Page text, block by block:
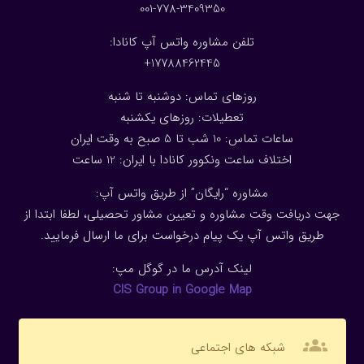
001-778-3409350
تلفن مشاوره واتس آپ کانادا:
17788462445+
روزهای تماس: دوشنبه تا شنبه
تعطیلات: روزهای یکشنبه
ساعات تماس: 10 شب تا 5 صبح به وقت ایران
اختلاف ساعت ونکوور کانادا با ایران: 1 2 ساعت
مشاوره “رایگان” از طریق واتس آپ:
جهت دریافت وقت مشاوره و تعیین مشاور تحصیلی، لطفا ابتدا از
طریق واتس آپ یک پیام درخواست برای ما ارسال فرمایید.
لینک آدرس ما در گوگل مپ:
CIS Group in Google Map
groups شبکه های اجتماعی